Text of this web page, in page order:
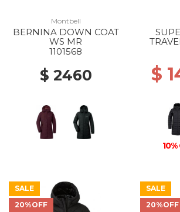
Montbell
BERNINA DOWN COAT
WS MR
1101568
$ 2460 $
SALE
20%OFF
SALE
20%OFF